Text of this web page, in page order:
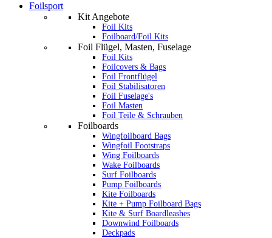
Foilsport
Kit Angebote
Foil Kits
Foilboard/Foil Kits
Foil Flügel, Masten, Fuselage
Foil Kits
Foilcovers & Bags
Foil Frontflügel
Foil Stabilisatoren
Foil Fuselage's
Foil Masten
Foil Teile & Schrauben
Foilboards
Wingfoilboard Bags
Wingfoil Footstraps
Wing Foilboards
Wake Foilboards
Surf Foilboards
Pump Foilboards
Kite Foilboards
Kite + Pump Foilboard Bags
Kite & Surf Boardleashes
Downwind Foilboards
Deckpads